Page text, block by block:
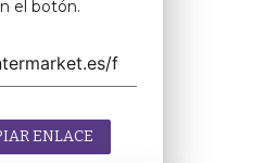
el botón.
ENLACE